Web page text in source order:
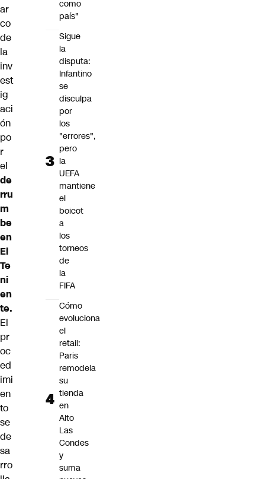
ar
co
de
la
inv
est
ig
aci
ón
po
r
el
de
rru
m
be
en
El
Te
ni
en
te.
El
pr
oc
ed
imi
en
to
se
de
sa
rro
como
país"
Sigue
la
disputa:
Infantino
se
disculpa
por
los
"errores",
pero
la
UEFA
mantiene
el
boicot
a
los
torneos
de
la
FIFA
Cómo
evoluciona
el
retail:
Paris
remodela
su
tienda
en
Alto
Las
Condes
y
suma